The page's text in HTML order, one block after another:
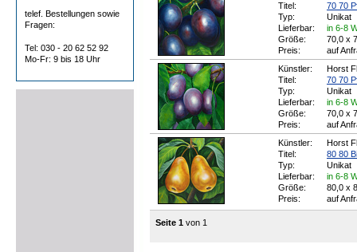
telef. Bestellungen sowie
Fragen:
Tel: 030 - 20 62 52 92
Mo-Fr: 9 bis 18 Uhr
Titel:
70 70
Typ:
Unikat
Lieferbar:
in 6-8
Größe:
70,0 x
Preis:
auf
Künstler:
Horst
Titel:
70 70
Typ:
Unikat
Lieferbar:
in 6-8
Größe:
70,0 x
Preis:
auf
Künstler:
Horst
Titel:
80 80
Typ:
Unikat
Lieferbar:
in 6-8
Größe:
80,0 x
Preis:
auf
Seite 1 von 1